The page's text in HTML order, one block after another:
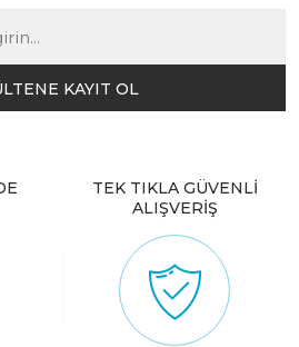
KAYIT OL
TEK TIKLA GÜVENLİ
ALIŞVERİŞ